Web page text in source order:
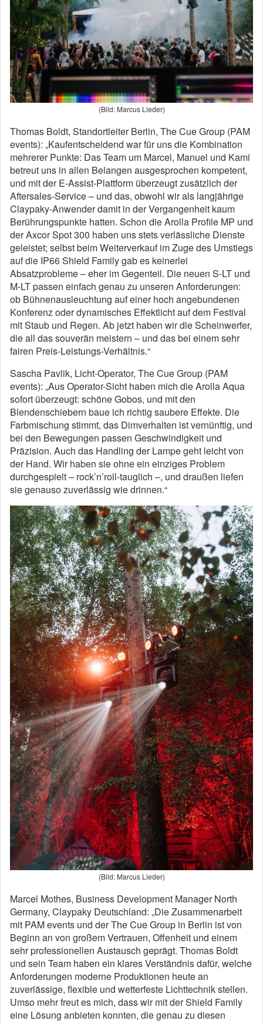
(Bild: Marcus Lieder)
Thomas Boldt, Standortleiter Berlin, The Cue Group (PAM
events): „Kaufentscheidend war für uns die Kombination
mehrerer Punkte: Das Team um Marcel, Manuel und Kami
betreut uns in allen Belangen ausgesprochen kompetent,
und mit der E-Assist-Plattform überzeugt zusätzlich der
Aftersales-Service – und das, obwohl wir als langjährige
Claypaky-Anwender damit in der Vergangenheit kaum
Berührungspunkte hatten. Schon die Arolla Profile MP und
der Axcor Spot 300 haben uns stets verlässliche Dienste
geleistet; selbst beim Weiterverkauf im Zuge des Umstiegs
auf die IP66 Shield Family gab es keinerlei
Absatzprobleme – eher im Gegenteil. Die neuen S-LT und
M-LT passen einfach genau zu unseren Anforderungen:
ob Bühnenausleuchtung auf einer hoch angebundenen
Konferenz oder dynamisches Effektlicht auf dem Festival
mit Staub und Regen. Ab jetzt haben wir die Scheinwerfer,
die all das souverän meistern – und das bei einem sehr
fairen Preis-Leistungs-Verhältnis.“
Sascha Pavlik, Licht-Operator, The Cue Group (PAM
events): „Aus Operator-Sicht haben mich die Arolla Aqua
sofort überzeugt: schöne Gobos, und mit den
Blendenschiebern baue ich richtig saubere Effekte. Die
Farbmischung stimmt, das Dimverhalten ist vernünftig, und
bei den Bewegungen passen Geschwindigkeit und
Präzision. Auch das Handling der Lampe geht leicht von
der Hand. Wir haben sie ohne ein einziges Problem
durchgespielt – rock’n’roll-tauglich –, und draußen liefen
sie genauso zuverlässig wie drinnen.“
(Bild: Marcus Lieder)
Marcel Mothes, Business Development Manager North
Germany, Claypaky Deutschland: „Die Zusammenarbeit
mit PAM events und der The Cue Group in Berlin ist von
Beginn an von großem Vertrauen, Offenheit und einem
sehr professionellen Austausch geprägt. Thomas Boldt
und sein Team haben ein klares Verständnis dafür, welche
Anforderungen moderne Produktionen heute an
zuverlässige, flexible und wetterfeste Lichttechnik stellen.
Umso mehr freut es mich, dass wir mit der Shield Family
eine Lösung anbieten konnten, die genau zu diesen